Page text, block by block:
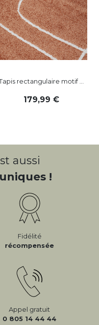
rectangulaire motif ...
179,99
aussi
!
Fidélité
récompensée
Appel gratuit
0 805 14 44 44